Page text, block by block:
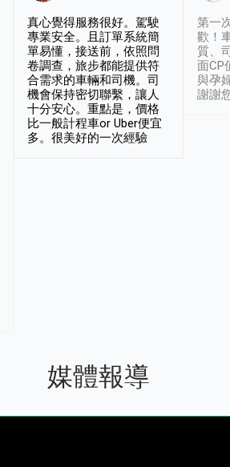
真心覺得服務很好。駕駛
專業安全。且訂單系統簡
單易懂，接送前，依照問
卷調查，旅步都能提供符
合需求的車輛和司機。司
機會保持密切聯繫，讓人
十分安心。重點是，價格
比一般計程車or Uber便宜
多。很美好的一次經驗
第一
歡！
質、
面CP
與孕
謝謝
媒體報導